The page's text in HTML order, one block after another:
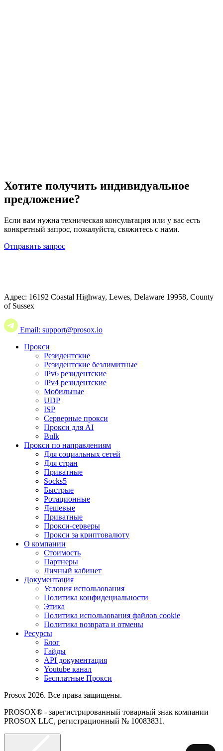
Хотите получить индивидуальное
предложение?
Если вам нужна техническая консультация или у вас есть
конкретный запрос, пожалуйста, свяжитесь с нами.
Отправить запрос
Адрес: 16192 Coastal Highway, Lewes, Delaware 19958, County
of Sussex
Email: support@prosox.io
Прокси
Резидентские
Резидентские безлимитные
IPv6 резидентские
IPv4 резидентские
Мобильные
UDP
ISP
Серверные прокси
Прокси для AI
Bulk
Прокси по направлениям
Для социальных сетей
Для стран
Приватные
Socks5
Быстрые
Ротационные
Дешевые
Приватные
Прокси-серверы
Прокси за криптовалюту
О компании
Стоимость
Партнеры
Личный кабинет
Документация
Условия использования
Политика конфидециальности
Этика
Политика использования файлов cookie
Политика возврата и отмены
Ресурсы
Блог
Гайды
API документация
Youtube канал
Бесплатные Прокси
Prosox 2026. Все права защищены.
PROSOX® - зарегистрированный товарный знак компании
PROSOX LLC, регистрационный № 10083831.